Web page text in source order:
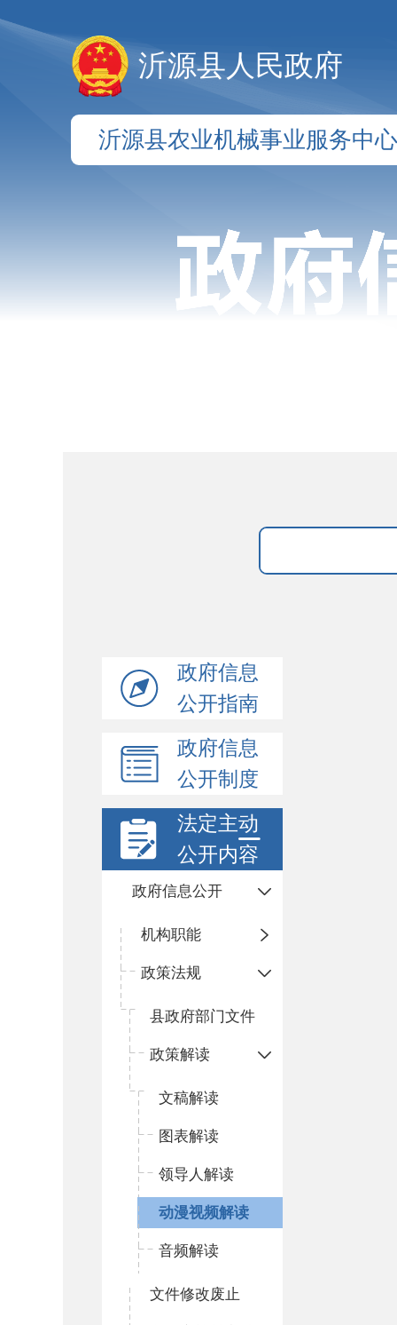
沂源县人民政府
沂源县农业机械事业服务中心
政府信息
公开指南
政府信息
公开制度
法定主动
公开内容
政府信息公开
机构职能
政策法规
县政府部门文件
政策解读
文稿解读
图表解读
领导人解读
动漫视频解读
音频解读
文件修改废止